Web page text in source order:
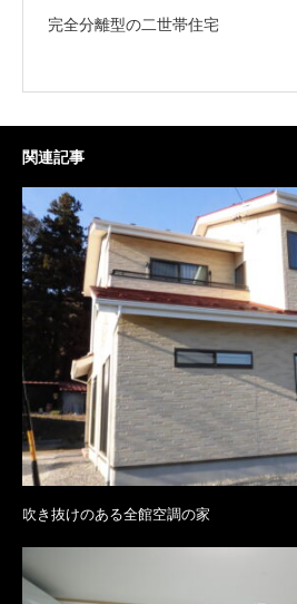
完全分離型の二世帯住宅
関連記事
吹き抜けのある全館空調の家